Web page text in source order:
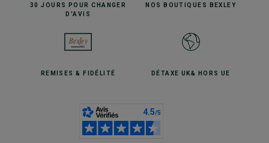
30 JOURS POURCHANGER
D'AVIS
NOS BOUTIQUES BEXLEY
REMISES& FIDÉLITÉ DÉTAXE UK& HORS UE